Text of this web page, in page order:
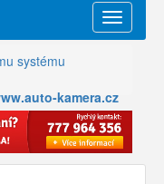
Menu
systému
kamera.cz